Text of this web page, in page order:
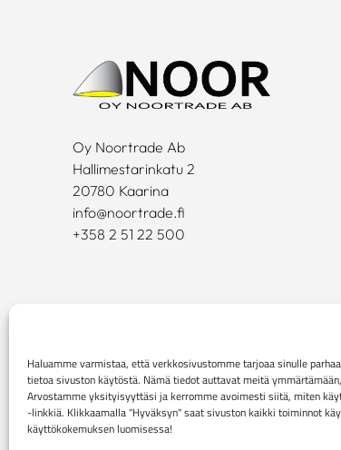
Haluamme varmistaa, että verkkosivustomme tarjoaa sinulle
tietoa sivuston käytöstä. Nämä tiedot auttavat meitä
Arvostamme yksityisyyttäsi ja kerromme avoimesti siitä, miten
-linkkiä. Klikkaamalla "Hyväksyn" saat sivuston kaikki toiminnot
käyttökokemuksen luomisessa!
Oy Noortrade Ab
Hallimestarinkatu 2
20780 Kaarina
info@noortrade.fi
+358 2 51 22 500
Rekisteri- ja tietosuojaseloste